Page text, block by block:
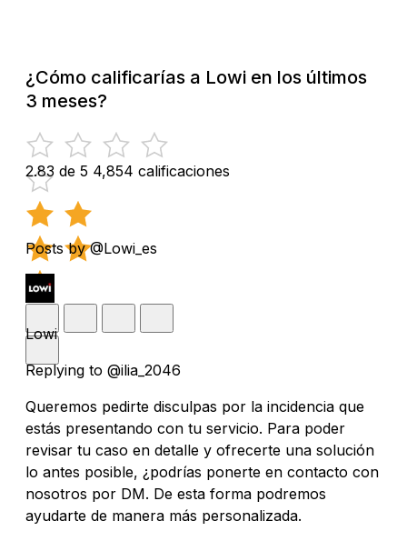
¿Cómo calificarías a Lowi en los últimos
3 meses?
2.83 de 5 4,854 calificaciones
Posts by @Lowi_es
Lowi
Replying to @ilia_2046
Queremos pedirte disculpas por la incidencia que
estás presentando con tu servicio. Para poder
revisar tu caso en detalle y ofrecerte una solución
lo antes posible, ¿podrías ponerte en contacto con
nosotros por DM. De esta forma podremos
ayudarte de manera más personalizada.